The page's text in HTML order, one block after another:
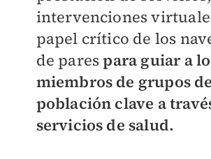
intervenciones
papel crítico de los
de parespara guiar a
miembros de grupos de
población clave a
servicios de salud.